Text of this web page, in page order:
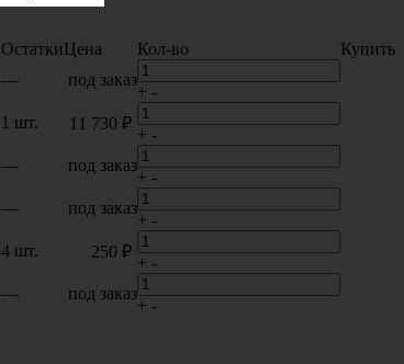
ОстаткиЦена Кол-во
Купить
— под заказ
+ -
1 шт. 11 730 ₽
+ -
— под заказ
+ -
— под заказ
+ -
4 шт. 250 ₽
+ -
— под заказ
+ -